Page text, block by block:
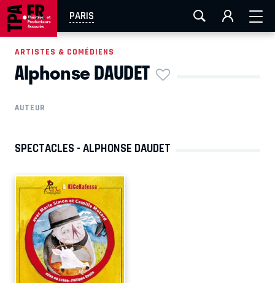
PARIS
AIX-MARSEILLE LA ROCHELLE
EN TOURNÉE
ARTISTES & COMÉDIENS
Alphonse DAUDET
AUTEUR
SPECTACLES - ALPHONSE DAUDET